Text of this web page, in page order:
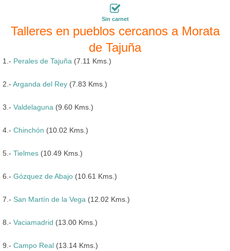
Sin carnet
Talleres en pueblos cercanos a Morata
de Tajuña
1.- Perales de Tajuña (7.11 Kms.)
2.- Arganda del Rey (7.83 Kms.)
3.- Valdelaguna (9.60 Kms.)
4.- Chinchón (10.02 Kms.)
5.- Tielmes (10.49 Kms.)
6.- Gózquez de Abajo (10.61 Kms.)
7.- San Martín de la Vega (12.02 Kms.)
8.- Vaciamadrid (13.00 Kms.)
9.- Campo Real (13.14 Kms.)